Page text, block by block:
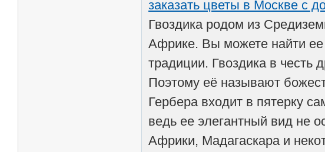
заказать цветы в Москве с
Гвоздика родом из
Африке. Вы можете найти ее
традиции. Гвоздика в честь
Поэтому её называют
Гербера входит в пятерку
ведь ее элегантный вид не
Африки, Мадагаскара и